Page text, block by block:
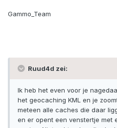
Gammo_Team
Ruud4d zei:
Ik heb het even voor je
het geocaching KML en je
meteen alle caches die daar
en er opent een venstertje met